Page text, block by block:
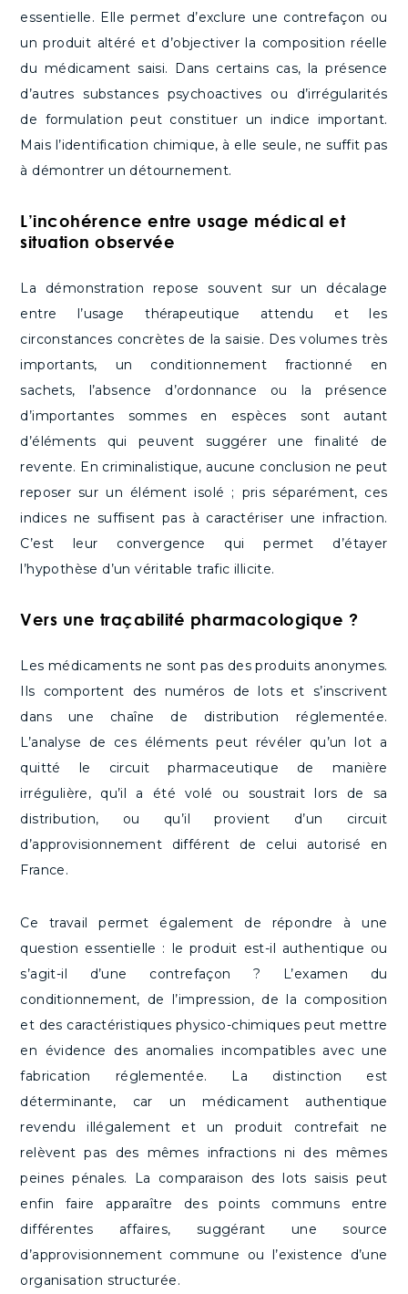
essentielle. Elle permet d’exclure une contrefaçon ou
un produit altéré et d’objectiver la composition réelle
du médicament saisi. Dans certains cas, la présence
d’autres substances psychoactives ou d’irrégularités
de formulation peut constituer un indice important.
Mais l’identification chimique, à elle seule, ne suffit pas
à démontrer un détournement.
L’incohérence entre usage médical et
situation observée
La démonstration repose souvent sur un décalage
entre l’usage thérapeutique attendu et les
circonstances concrètes de la saisie. Des volumes très
importants, un conditionnement fractionné en
sachets, l’absence d’ordonnance ou la présence
d’importantes sommes en espèces sont autant
d’éléments qui peuvent suggérer une finalité de
revente. En criminalistique, aucune conclusion ne peut
reposer sur un élément isolé ; pris séparément, ces
indices ne suffisent pas à caractériser une infraction.
C’est leur convergence qui permet d’étayer
l’hypothèse d’un véritable trafic illicite.
Vers une traçabilité pharmacologique ?
Les médicaments ne sont pas des produits anonymes.
Ils comportent des numéros de lots et s’inscrivent
dans une chaîne de distribution réglementée.
L’analyse de ces éléments peut révéler qu’un lot a
quitté le circuit pharmaceutique de manière
irrégulière, qu’il a été volé ou soustrait lors de sa
distribution, ou qu’il provient d’un circuit
d’approvisionnement différent de celui autorisé en
France.
Ce travail permet également de répondre à une
question essentielle : le produit est-il authentique ou
s’agit-il d’une contrefaçon ? L’examen du
conditionnement, de l’impression, de la composition
et des caractéristiques physico-chimiques peut mettre
en évidence des anomalies incompatibles avec une
fabrication réglementée. La distinction est
déterminante, car un médicament authentique
revendu illégalement et un produit contrefait ne
relèvent pas des mêmes infractions ni des mêmes
peines pénales. La comparaison des lots saisis peut
enfin faire apparaître des points communs entre
différentes affaires, suggérant une source
d’approvisionnement commune ou l’existence d’une
organisation structurée.